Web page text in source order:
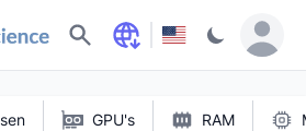
Zoeken
GPU's RAM